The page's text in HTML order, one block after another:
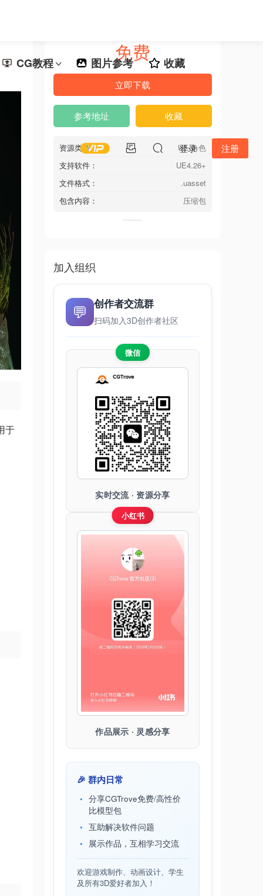
CG教程 图片参考 收藏
登录 注册
于
免费
立即下载
参考地址 收藏
资源类型：
UE 角色
支持软件：
UE4.26+
文件格式：
.uasset
包含内容：
压缩包
加入组织
💬
创作者交流群
扫码加入3D创作者社区
微信
实时交流 · 资源分享
小红书
作品展示 · 灵感分享
🎉 群内日常
分享CGTrove免费/高性价
比模型包
互助解决软件问题
展示作品，互相学习交流
欢迎游戏制作、动画设计、学生
及所有3D爱好者加入！